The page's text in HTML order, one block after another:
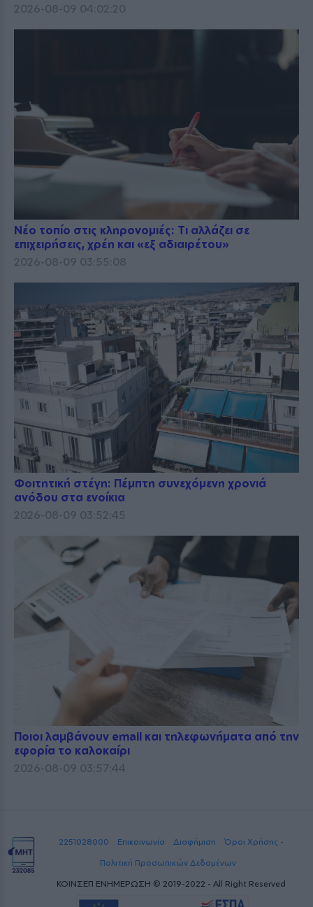
2026-08-09 04:02:20
Νέο τοπίο στις κληρονομιές: Τι αλλάζει σε
επιχειρήσεις, χρέη και «εξ αδιαιρέτου»
2026-08-09 03:55:08
Φοιτητική στέγη: Πέμπτη συνεχόμενη χρονιά
ανόδου στα ενοίκια
2026-08-09 03:52:45
Ποιοι λαμβάνουν email και τηλεφωνήματα από την
εφορία το καλοκαίρι
2026-08-09 03:57:44
2251028000 Επικοινωνία Διαφήμιση
Όροι Χρήσης -
Πολιτική Προσωπικών Δεδομένων
ΚΟΙΝΣΕΠ ΕΝΗΜΕΡΩΣΗ © 2019-2022 - All Right Reserved